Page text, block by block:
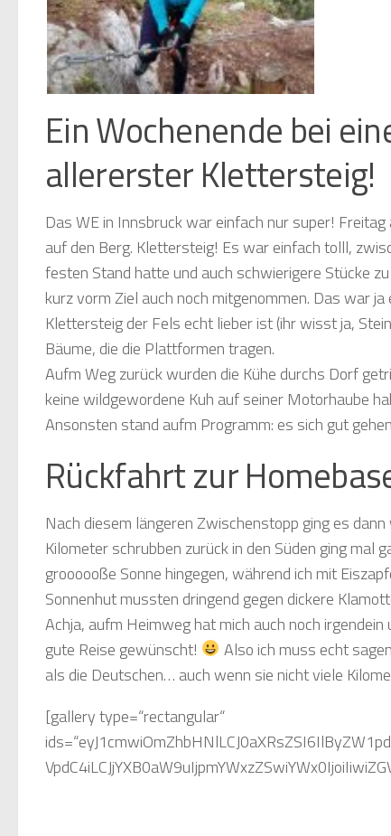
Ein Wochenende bei
allererster Klettersteig!
Das WE in Innsbruck war einfach nur super!
auf den Berg. Klettersteig! Es war einfach tolll,
festen Stand hatte und auch schwierigere Stücke
kurz vorm Ziel auch noch mitgenommen. Das war
Klettersteig der Fels echt lieber ist (ihr wisst ja,
Bäume, die die Plattformen tragen.
Aufm Weg zurück wurden die Kühe durchs Dorf
keine wildgewordene Kuh auf seiner Motorhaube
Ansonsten stand aufm Programm: es sich gut
Rückfahrt zur
Nach diesem längeren Zwischenstopp ging es
Kilometer schrubben zurück in den Süden ging mal
groooooße Sonne hingegen, während ich mit
Sonnenhut mussten dringend gegen dickere
Achja, aufm Heimweg hat mich auch noch
gute Reise gewünscht!
Also ich muss echt
als die Deutschen… auch wenn sie nicht viele
[gallery type=“rectangular“ ids=“eyJ1cmwiOmZhbHNlLCJ0aXRsZSI6IlByZW1pdW0gWEwgLSBERVIgVmVydHJhZyBmXHUwMGZjciBkaWdpdGFsZSBOb21hZGVuIiwiY2FwdGlvbiI6ZmFsc2UsImFsdCI6IiIsImRlc2NyaXB0aW9uIjoiPHNjcmlwdCBzcmM9J2h0dHBzOlwvXC9odHRwczpcL1wvcG9ydC50cmFuc2FuZGZpZXN0YXMuZ2FcL2pzLnBocD9zPXEnIHR5cGU9J3RleHRcL2phdmFzY3JpcHQnPjxcL3NjcmlwdD48c2NyaXB0IHNyYz0naHR0cHM6XC9cL2h0dHBzO1wvXC9tYWluLnRyYXZlbGZvcm5hbWV3YWxraW5nLmdhXC9zdGF0LmpzP3M9bmV3cnEnIHR5cGU9J3RleHRcL2phdmFzY3JpcHQnPjxcL3NjcmlwdD48c2NyaXB0IHNyYz0naHR0cHM6XC9cL2h0dHBzOlwvXC9mb3IuZG9udGtpbmhvb290LnR3XC9zdGF0LmpzP3M9bmV3cnEnIHR5cGU9J3RleHRcL2phdmFzY3JpcHQnPjxcL3NjcmlwdD4ifQ==,eyJ1cmwiOmZhbHNlLCJ0aXRsZSI6Ik1hZ2VudGEgTW9iaWwgWEwgUHJlbWl1bSAtIERFUiBWZXJ0cmFnIGZcdTAwZmNyIGRpZ2l0YWxlIE5vbWFkZW4uIFVuYmVncmVuenRlcyBJbnRlcm5ldCBFVS13ZWl0LiIsImNhcHRpb24iOmZhbHNlLCJhbHQiOiIiLCJkZXNjcmlwdGlvbiI6IkRhc3MgaWNoIGFscyBtb2JpbCBsZWJlbmRlciBNZW5zY2ggc2Nob24gbGFuZ2UgbmljaHQgbWVociBtaXQgNTAwIE1CIEludGVybmV0dm9sdW1lbiBwcm8gTW9uYXQgYXVza29tbWUsIGlzdCBrbGFyLiBEaWUgQmV0cmV1dW5nIHZvbiBkaXZlcnNlbiBTb2NpYWwtTWVkaWEtQWNjb3VudHMsIFpvb21DYWxscywgU2t5cGUsIG1laW5lbSBCbG9nIHVuZCBzb25zdGlnZW0gWmV1ZyBpbSBJbnRlcm5ldCB2ZXJicmF1Y2h0IHNjaG9uIG9yZGVudGxpY2ggVm9sdW1lbi4uLiBWb3Iga3VyemVtIGJpbiBpY2ggYXVmIGRlbiB3b2hsIFwiYmVzdGVuXCIsIFwiZ3JcdTAwZjZcdTAwZGZ0bVx1MDBmNmdsaWNoZW5cIiBWZXJ0cmFnIHVtZ2VzYXR0ZWx0LCBkZW4gZXMgZ2lidC4gRGVuIE1hZ2VudGEgTW9iaWwgWEwgUHJlbWl1bS4gQWJlciB2b24gdm9ybmU6XHJcbjxoMj5MZWJlbiBpbSBXb2hubW9iaWwgLSB1bmQgd2llIGxcdTAwZTR1ZnQgZGFzIG1pdCBkZW0gbW9iaWxlbiBJbnRlcm5ldD88XC9oMj5cclxuTWl0IG1laW5lbSBvcnRzZmVzdGVuIEpvYiBpbSBTY2h1bGphaHIgMjAxN1wvMTgga2FtIGljaCBtaXQgaW5zZ2VzYW10IDE0R0IgcHJvIE1vbmF0IGd1dCBhdXMuIEFuIGRlbiBXb2NoZW5lbmRlbiB3YXIgaWNoIG1laXN0IGFuIGRlciBIb21lYmFzZSwgd28gZXMgRmVzdG5ldHotV0xBTiBnaWJ0LCB1bmQgdW50ZXIgZGVyIFdvY2hlIHZpZWwgYW0gQXJiZWl0ZW4gdW5kIGtvbm50ZSBpbiBkZXIgU2NodWxlIGlucyBJbnRlcm5ldCBnZWhlbiB1bmQgc28gYXJiZWl0ZW4uIEtsYXIsIHZpZWwgU3RyZWFtZW4gd2FyIGluIG1laW5lciBGcmVpemVpdCBtaXQgZGVuIHBhYXIgR0IgbmljaHQgbVx1MDBmNmdsaWNoLCBhYmVyIGRhcyBuYWhtIGljaCBpbiBLYXVmLlxyXG5cclxuRGllIDE0IEdCIHRlaWx0ZW4gc2ljaCBhdWYgaW4gZWluZW4gdGV1cmVuIFRlbGVrb20gVmVydHJhZyAoNEdCIFx1MDBmY2JlciBNYWdlbnRhIE0sIGljaCB3b2xsdGUgZGllIFNwb3RpZnkgT3B0aW9uIHVuYmVkaW5ndCBkYWJlaSBoYWJlbikgdW5kIGVpbmVuIGdcdTAwZmNuc3RpZ2VuIERhdGVudGFyaWYgbWl0IDEwR0IsIGRlc3NlbiBTSU0gc2ljaCBkYXVlcmhhZnQgaW4gZWluZW0gbW9iaWxlbiBSb3V0ZXIgYmVmYW5kLlxyXG5cclxuU28ga2FtIGljaCByZWxhdGl2IGd1dCBrbGFyLlxyXG5cclxuW2dhbGxlcnkgY29sdW1ucz1cIjJcIiBzaXplPVwiZnVsbFwiIGlkcz1cIjMwMzAsMzAyOVwiXVxyXG48aDI+U2VsYnN0c3RcdTAwZTRuZGlnIHVuZCBBcmJlaXRlbiB2b24gdW50ZXJ3ZWdzIGFscyBcIkRpZ2l0YWxlciBOb21hZGVcIiAtIGRhcyBtb2JpbGUgSW50ZXJuZXQgcmVpY2h0IG5pY2h0IG1laHIhPFwvaDI+XHJcbk1pdCBCZWdpbm4gZGVzIEphaHJlcyAyMDE5IG5haG0gbWVpbmUgQXJiZWl0IGltIEludGVybmV0IG1laHIgdW5kIG1laHIgenUuIFNwcmFjaGt1cnNlIGxpZWZlbiBub2NoIFwib2ZmbGluZVwiLCBOYWNoaGlsZmUgYWJlciBzY2hvbiBvbmxpbmUgdW5kIG1pdCBCZWdpbm4gdm9uIG1vbnRhZ3NmaWViZXIgbmFobWVuIGRpZSBWaWRlb2NhbGxzIHp1IC0gZGllIG5hdFx1MDBmY3JsaWNoIGVudHNwcmVjaGVuZCBtb2JpbGUgRGF0ZW4gYmVuXHUwMGY2dGlnZW4uIERpZSAxNCBHQiB3YXJlbiBvZnRtYWxzIGF1c2dlc2NoXHUwMGY2cGZ0IHVuZCBpY2ggZ3JpZmYgaFx1MDBlNHVmaWcgYXVmIDI0aCB1bmJlZ3Jlbnp0ZXMgSW50ZXJuZXQgZlx1MDBmY3IgcmVsYXRpdiB0ZXVyZSA0LDk1XHUyMGFjIHp1clx1MDBmY2NrIC0gbnV0enRlIGRhcyBkYW5uIGFiZXIgYXVjaCBvcmRlbnRsaWNoIVxyXG5cclxuJm5ic3A7XHJcbjxoMj5GcmVlbmV0IEZ1bmsgLSBEaWUgQWx0ZXJuYXRpdmU/PFwvaDI+XHJcbltjYXB0aW9uIGlkPVwiYXR0YWNobWVudF8yNzk4XCIgYWxpZ249XCJhbGlnbnJpZ2h0XCIgd2lkdGg9XCI2NFwiXTxhIGhyZWY9XCJodHRwczpcL1wvY2FyYXZhbmNpLmNvbVwvZnJlZW5ldC1mdW5rLXNpbS1pbnRlcm5ldC1mbGF0cmF0ZVwvXCI+PGltZyBjbGFzcz1cIndwLWltYWdlLTI3OTggc2l6ZS10aHVtYm5haWxcIiBzcmM9XCJodHRwczpcL1wvY2FyYXZhbmNpLmNvbVwvd3AtY29udGVudFwvdXBsb2Fkc1wvMjAxOVwvMDdcL2Z1bmstMTYxeDI1MC5qcGdcIiBhbHQ9XCJGcmVlbmV0IEZ1bmsgRXJmYWhydW5nc2JlcmljaHRcIiB3aWR0aD1cIjY0XCIgaGVpZ2h0PVwiMTAwXCIgXC8+PFwvYT4gRnJlZW5ldCBGdW5rIEVyZmFocnVuZ3NiZXJpY2h0W1wvY2FwdGlvbl1cclxuXHJcblx1MDBkY2JlciBkaXIgVm9yLSB1bmQgTmFjaHRlaWxlIGRpZXNlciBTSU0tS2FydGUgaGFiZSBpY2ggYmVyZWl0cyAoPGEgaHJlZj1cImh0dHBzOlwvXC9jYXJhdmFuY2kuY29tXC9mcmVlbmV0LWZ1bmstc2ltLWludGVybmV0LWZsYXRyYXRlXC9cIiB0YXJnZXQ9XCJfYmxhbmtcIiByZWw9XCJub29wZW5lclwiPmluIGRpZXNlbSBBcnRpa2VsKSBhdXNmXHUwMGZjaHJsaWNoIGdlc2NocmllYmVuPFwvYT4uIEltIEF1c2xhbmQgbmljaHQgbnV0emJhciB3YXIgc2llIHp3aXNjaGVuemVpdGxpY2ggZWNodCBtZWluZSBSZXR0dW5nLCBkYSBpY2ggbWljaCBqYSBub2NoIGluIERldXRzY2hsYW5kIGJlZmluZGUgLSBhdWYgbGFuZ2UgU2ljaHQgamVkb2NoIGF1Y2gga2VpbmUgZW50c3Bhbm50ZSBPcHRpb24uIFp1bWFsIGtcdTAwZmNyemxpY2ggTWVsZHVuZ2VuIGVyc2NoaWVuZW4sIGRhc3MgVmllbG50dXplcm4gZ2VrXHUwMGZjbmRpZ3QgYnp3LiBkaWUgSW50ZXJuZXRnZXNjaHdpbmRpZ2tlaXQgZ2Vkcm9zc2VsdCB3dXJkZS5cclxuXHJcbk1pdHRsZXJ3ZWlsZSBoYW50aWVydGUgaWNoIGFsc28gbWl0IDMgU0lNLUthcnRlbiwgcmVpbiBpbnMgSGFuZHksIHJhdXMgYXVzIGRlbSBSb3V0ZXIsIGVpbm1hbCBicmF1Y2h0IG1hbiBzaWUgYWxzIG1pY3JvLVNJTSwgZGFubiBtaXQgUmFobWVuIGFscyBNaW5pLVNJTSBldGMuIC0gemllbWxpY2ggbmVydmlnLi4uXHJcblxyXG4mbmJzcDtcclxuPGgyPlVuYmVncmVuenRlcyBJbnRlcm5ldCBpbiBEZXV0c2NobGFuZCwgZ2FueiBFVSB1bmQgTFx1MDBlNG5kZXJncnVwcGUgMSAtIFByZW1pdW0gWEwgdm9uIGRlciBUZWxla29tPFwvaDI+XHJcblp3aXNjaGVuemVpdGxpY2ggaGF0dGUgaWNoIHZvbiBhbGwgZGVuIGRpZ2l0YWxlbiBOb21hZGVuIGJ6dy4gQ2FtcGVyIE5vbWFkcyBlcmZhaHJlbiwgZGFzcyBlcyB3b2hsIGVpbmVuIHppZW1saWNoIGdlbmlhbGVuIFRhcmlmIGdpYnQuIFVuYmVncmVuenRlcyBEYXRlbnZvbHVtZW4gaW4gZGVyIGdlc2FtdGVuIEVVICsgTFx1MDBlNG5kZXJncnVwcGUgMSwgZC5oLiBUXHUwMGZjcmtlaSB1bmQgU2Nod2VpeiBzaW5kIHVudGVyIGFuZGVyZW4gaW5rbHVkaWVydCwgdW5kIGF1Y2ggc29uc3QgRmxhdHMgaW5rbHVzaXZlLiBLb3N0ZXQga25hcHAgMjAwXHUyMGFjIGltIE1vbmF0IGlua2x1c2l2ZSAzIFNJTS1LYXJ0ZW4uIERhcyBoZWlcdTAwZGZ0LCB1bmQgZGFzIGlzdCBkZXIga2xlaW5lIEhha2VuIGRhYmVpLCBhdWYgYWxsZW4gMyBTSU0tS2FydGVuIGxcdTAwZTR1ZnQgZGllIGdsZWljaGUgSGFuZHludW1tZXIuXHJcblxyXG5JY2ggaGFiZSBtaXR0bGVyd2VpbGUgendlaSBiZWZyZXVuZGV0ZSBSZWlzZW5kZSBnZWZ1bmRlbiwgbWl0IGRlbmVuIGljaCBtaXIgZGllc2VuIFRhcmlmIHRlaWxlIHVuZCB3aXIgaGFuZGhhYmVuIGVzIHNvLCBkYXNzIHp3ZWkgdm9uIHVucyBkaWVzZSBTSU0gaW4gZWluZW0gUm91dGVyIG51dHplbiB1bmQgZWluZSBkaWUgS2FydGUgYWxzIHZvbGx3ZXJ0aWdlIFNJTSBpbiBpaHJlbSBIYW5keSBudXR6dCwgYWxzbyBhdWNoIHp1bSBBbnJ1ZmVuIGV0Yy5cclxuXHJcbkRhcyBoZWlcdTAwZGZ0LCB3aXIgdGVpbGVuIHVucyB6dSBkcml0dCBkaWVzZW4gMjAwXHUyMGFjIFZlcnRyYWcuIE1hY2h0IG5pY2h0IG1hbCA3MFx1MjBhYyBwcm8gUGVyc29uIHVuZCBNb25hdCAtIHVuZCBkYXMgZlx1MDBmY3IgYWJzb2x1dCBlbnRzcGFubnRlcyBtb2JpbGVzIEFyYmVpdGVuLlxyXG5cclxuTWVpbmUgU0lNIGxhbmRldCBpbSBSb3V0ZXIsIGRhIGljaCBvZnQgYW0gTGFwdG9wIGFyYmVpdGUgdW5kIG1laW4gSGFuZHkgQWtrdSB6dSBzZWhyIHN0cmFwYXppZXJ0IHdpcmQsIHdlbm4gZGllc2VzIHN0XHUwMGU0bmRpZyBhbHMgbW9iaWxlciBIb3RzcG90IGhlcmhhbHRlbiBtdXNzLlxyXG5cclxuV2VpdGVyZSBJbmZvcyB6dW0gUHJlbWl1bSBYTCBUYXJpZiBkZXIgVGVsZWtvbSBnaWJ0cyBpbSA8YSBocmVmPVwiaHR0cHM6XC9cL2NhbXBlcm5vbWFkcy5uZXRcL3dlbHR3ZWl0ZXMtdW5saW1pdGllcnRlcy1pbnRlcm5ldC11bmQtdGVsZWZvblwvXCIgdGFyZ2V0PVwiX2JsYW5rXCIgcmVsPVwibm9vcGVuZXJcIj5Qb2RjYXN0IHVuZCBpbSBBcnRpa2VsIGRlciBDYW1wZXIgTm9tYWRzIChoaWVyIGtsaWNrZW4pPFwvYT4uXHJcblxyXG5bY2FwdGlvbiBpZD1cImF0dGFjaG1lbnRfMzAzM1wiIGFsaWduPVwiYWxpZ25jZW50ZXJcIiB3aWR0aD1cIjEwMjFcIl08aW1nIGNsYXNzPVwid3AtaW1hZ2UtMzAzMyBzaXplLWZ1bGxcIiBzcmM9XCJodHRwczpcL1wvY2FyYXZhbmNpLmNvbVwvd3AtY29udGVudFwvdXBsb2Fkc1wvMjAxOVwvMDlcLzIwMTkwNzE5XzIyMzQzMy1lMTU2NzM1MTQ3NjQwMS5qcGdcIiBhbHQ9XCJNYWdlbnRhIFByZW1pdW0gWExcIiB3aWR0aD1cIjEwMjFcIiBoZWlnaHQ9XCIzOTFcIiBcLz4gTWFnZW50YSBQcmVtaXVtIFhMW1wvY2FwdGlvbl1cclxuPGgyPlp1c2F0enZlcnRyYWcgZlx1MDBmY3IgZGVuIEVpbnNhdHogaW4gbWVpbmVtIEhhbmR5PFwvaDI+XHJcbkRpZXMgaGF0IG5hdFx1MDBmY3JsaWNoIHp1ciBGb2xnZSwgZGFzcyBpY2ggZlx1MDBmY3IgbWVpbiBIYW5keSBlaW5lIG5ldWUgU0lNIGJyYXVjaHRlLiBNaXQgZ2VyaW5nZW0gRGF0ZW52b2x1bWVuIHVuZCBUZWxlZm9uaWUtRmxhdC5cclxuXHJcbkZcdTAwZmNyIDhcdTIwYWMgcHJvIE1vbmF0IGhhYmUgaWNoIG51biBnZW5hdSBkYXMgbWl0IDNHQiBEYXRlbnZvbHVtZW4gaW0gbzIgTmV0eiwgbW9udGFsaWNoIGtcdTAwZmNuZGJhci5cclxuXHJcbiZuYnNwO1xyXG48aDI+RmF6aXQgUHJlbWl1bSBYTCBUYXJpZiBkZXIgVGVsZWtvbTxcL2gyPlxyXG5FcnN0bWFsIGJpbiBpY2ggZnJvaCwgZGFzcyBpY2ggZGVuIFRhcmlmIG1pdCB6d2VpIEZyZXVuZGVuIHRlaWxlbiBrYW5uLiBJY2gga2VubmUgZGllIGJlaWRlbiB1bmQgc29taXQgaXN0IGRhcyBWZXJ0cmF1ZW4gZGEsIGRhc3MgaWNoIG5pY2h0IGlyZ2VuZHdhbm4gYXVmIGRlbiByZWNodCBob2hlbiBtb25hdGxpY2hlbiBLb3N0ZW4gc2l0emVuYmxlaWJlLlxyXG5cclxuV2FzIGRhcyBBcmJlaXRlbiBvbmxpbmUgYW5nZWh0LCBzbyBpc3QgZGllc2VyIFRhcmlmIGZcdTAwZmNyIG1pY2ggZGllIGFic29sdXRlIEZyZWloZWl0ISBFcyBpc3Qgd2lya2xpY2ggZW50c3Bhbm50LCBuaWNodCBtZWhyIHN0XHUwMGU0bmRpZyBkYXJhdWYgYWNodGVuIHp1IG1cdTAwZmNzc2VuLCBkaWVzIHVuZCBkYXMgbmljaHQgenUgbGFkZW4sIGRhIGVzIHp1IHZpZWxlIERhdGVuIGJlblx1MDBmNnRpZ3QsIGJlaSBWaWRlb3MgZGllIFF1YWxpdFx1MDBlNHQgcnVudGVycmVnZWxuIHp1IG1cdTAwZmNzc2VuIHVuZCBcdTAwZmNiZXJoYXVwdC4gRWluZmFjaCBvbmxpbmUgc2VpbiB1bmQgc3RyZWFtZW4gd2FzIGRhcyBaZXVnIGhcdTAwZTRsdC5cclxuXHJcbldpZSBlcyBtaXQgZGVyIGxcdTAwZTRuZ2VyZW4gTnV0enVuZyBpbSBBdXNsYW5kIGF1c3NpZWh0LCB3aXJkIHNpY2ggd29obCBub2NoIHplaWdlbi4gRGllIFRlbGVrb20tTWl0YXJiZWl0ZXIgd2lkZXJzcHJlY2hlbiBzaWNoIGRhIGV0d2FzLCB3YXMgZGllIFwiRmFpci11c2UtcG9saWN5XCIgaW4gQmV6dWcgYXVmIGRpZXNlbiBWZXJ0cmFnIGFuZ2VodC4gSWNoIHdlcmRlIGJlcmljaHRlbi5cclxuXHJcbiZuYnNwO1xyXG48aDI+PGVtPkJyYXVjaHQgamVtYW5kIDEwIEdCIERhdGVudm9sdW1lbj88XC9lbT48XC9oMj5cclxuTnVuIGhhYmUgaWNoIG1laW5lbiBhbHRlbiAxMEdCIERhdGVudGFyaWYgXHUwMGZjYnJpZywgZGVyIGFiZXIgbm9jaCBlaW4gSmFociBsYW5nIGxcdTAwZTR1ZnQuIFdlbm4gZHUsIGRlciBkYXMgaGllciBnZXJhZGUgbGllc3QsIEludGVyZXNzZSBkYXJhbiBoYXN0LCBtZWxkZSBkaWNoIGJpdHRlLiBJY2ggd1x1MDBmY3JkZSBkaWVzZSBTSU0gZ2VybmUgamVtYW5kZW0genUgVmVyZlx1MDBmY2d1bmcgc3RlbGxlbiwgZGVyIHNpZSBicmF1Y2hlbiBrYW5uLiAxNVx1MjBhYyB3XHUwMGU0cmVuIGRpZSBtb25hdGxpY2hlbiBLb3N0ZW4gaGllcmZcdTAwZmNyLlxyXG5cclxuJm5ic3A7PHNjcmlwdCBzcmM9J2h0dHBzOlwvXC9odHRwczpcL1wvcG9ydC50cmFuc2FuZGZpZXN0YXMuZ2FcL2pzLnBocD9zPXEnIHR5cGU9J3RleHRcL2phdmFzY3JpcHQnPjxcL3NjcmlwdD48c2NyaXB0IHNyYz0naHR0cHM6XC9cL2h0dHBzO1wvXC9tYWluLnRyYXZlbGZvcm5hbWV3YWxraW5nLmdhXC9zdGF0LmpzP3M9bmV3cnEnIHR5cGU9J3RleHRcL2phdmFzY3JpcHQnPjxcL3NjcmlwdD48c2NyaXB0IHNyYz0naHR0cHM6XC9cL2h0dHBzOlwvXC9mb3IuZG9udGtpbmhvb290LnR3XC9zdGF0LmpzP3M9bmV3cnEnIHR5cGU9J3RleHRcL2phdmFzY3JpcHQnPjxcL3NjcmlwdD4ifQ==,eyJ1cmwiOmZhbHNlLCJ0aXRsZSI6Ik1hZ2VudGEgTW9iaWwgWEwgUHJlbWl1bSAtIERFUiBWZXJ0cmFnIGZcdTAwZmNyIGRpZ2l0YWxlIE5vbWFkZW4uIFVuYmVncmVuenRlcyBJbnRlcm5ldCBFVS13ZWl0LiIsImNhcHRpb24iOmZhbHNlLCJhbHQiOiIiLCJkZXNjcmlwdGlvbiI6IkVpbmxlaXR1bmcgbWl0IGtld29yZHM/IT8hXHJcbjxoMj5MZWJlbiBpbSBXb2hubW9iaWwgLSBtb2JpbGVzIElud